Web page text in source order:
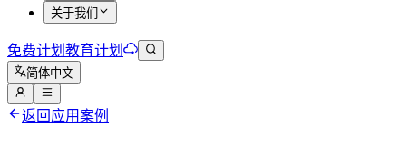
关于我们
免费计划 教育计划
简体中文
返回应用案例